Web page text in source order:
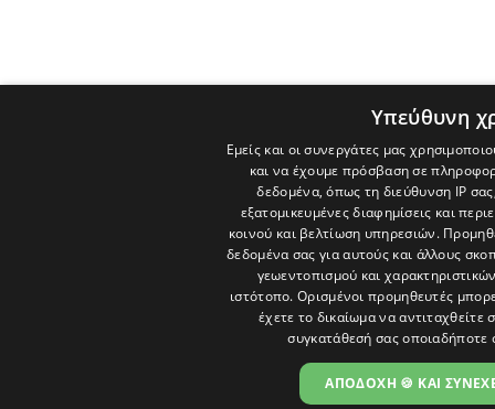
Υπεύθυνη
Εμείς και οι συνεργάτες μας
και να έχουμε πρόσβαση σε
δεδομένα, όπως τη διεύθυνση IP
εξατομικευμένες διαφημίσεις και
κοινού και βελτίωση υπηρεσιών.
δεδομένα σας για αυτούς και άλλους
γεωεντοπισμού και
ιστότοπο. Ορισμένοι προμηθευτές
έχετε το δικαίωμα να αντιταχθείτε
συγκατάθεσή σας οποιαδήποτε
ΑΠΟΔΟΧΗ 🍪 ΚΑΙ